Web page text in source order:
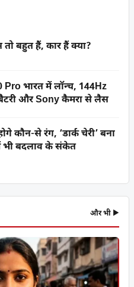
तो बहुत हैं, कार हैं क्या?
भारत में लॉन्च, 144Hz
और Sony कैमरा से लैस
कौन-से रंग, ‘डार्क चेरी’ बना
भी बदलाव के संकेत
और भी ▶